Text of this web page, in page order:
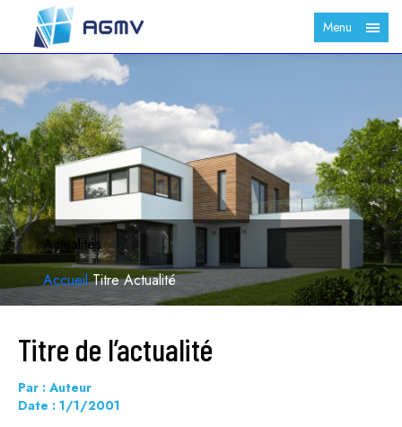
Menu
Actualités
Accueil Titre Actualité
Titre de l’actualité
Par : Auteur
Date : 1/1/2001